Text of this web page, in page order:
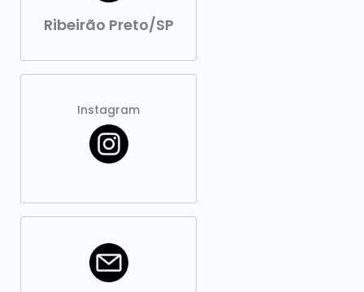
Ribeirão Preto/SP
Instagram